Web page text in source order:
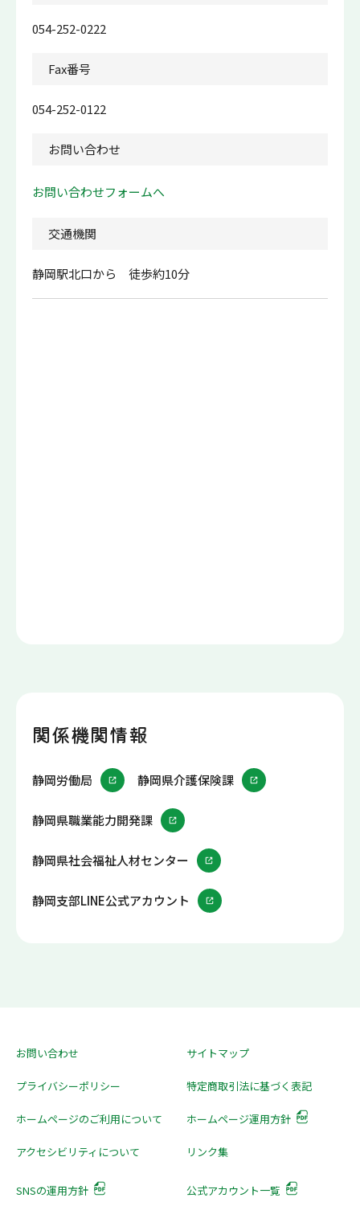
054-252-0222
Fax番号
054-252-0122
お問い合わせ
お問い合わせフォームへ
交通機関
静岡駅北口から 徒歩約10分
関係機関情報
静岡労働局 静岡県介護保険課
静岡県職業能力開発課
静岡県社会福祉人材センター
静岡支部LINE公式アカウント
お問い合わせ サイトマップ
プライバシーポリシー 特定商取引法に基づく表記
ホームページのご利用について ホームページ運用方針
アクセシビリティについて リンク集
SNSの運用方針 公式アカウント一覧